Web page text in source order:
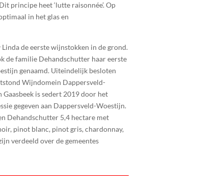
principe heet ‘lutte raisonnée’. Op
in het glas en
de eerste wijnstokken in de grond.
de familie Dehandschutter haar eerste
genaamd. Uiteindelijk besloten
Wijndomein Dappersveld-
is sedert 2019 door het
gegeven aan Dappersveld-Woestijn.
Dehandschutter 5,4 hectare met
pinot blanc, pinot gris, chardonnay,
verdeeld over de gemeentes